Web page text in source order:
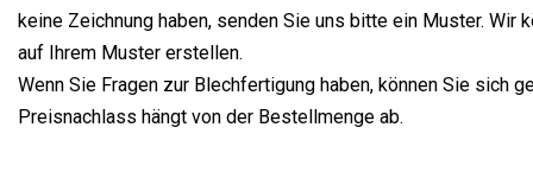
keine Zeichnung haben, senden Sie uns bitte ein Muster. Wir
auf Ihrem Muster erstellen.
Wenn Sie Fragen zur Blechfertigung haben, können Sie sich
Preisnachlass hängt von der Bestellmenge ab.